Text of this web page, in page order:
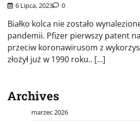
6 Lipca, 2023 0
Białko kolca nie zostało
pandemii. Pfizer pierwszy patent
przeciw koronawirusom z
złożył już w 1990 roku.. […]
Archives
marzec 2026